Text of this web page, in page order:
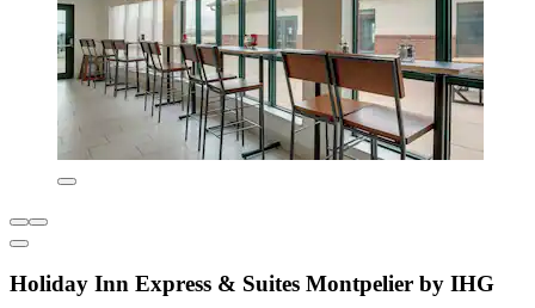
Holiday Inn Express & Suites Montpelier by IHG